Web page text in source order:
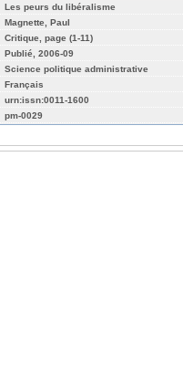
Les peurs du libéralisme
Magnette, Paul
Critique, page (1-11)
Publié, 2006-09
Science politique administrative
Français
urn:issn:0011-1600
pm-0029